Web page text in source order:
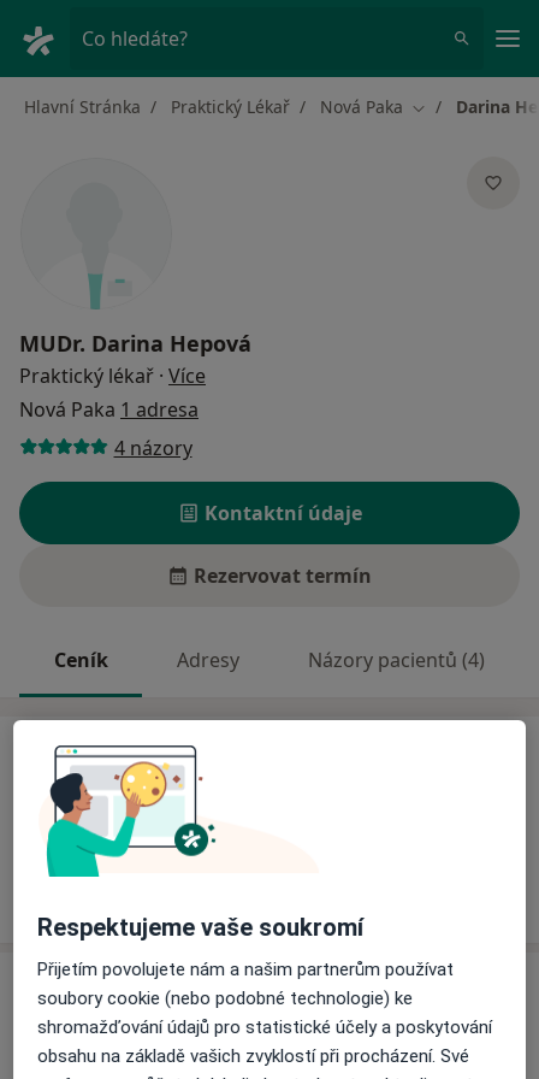
Co hledáte?
Hlavní Stránka Praktický Lékař Nová Paka Změna města
Darina
MUDr. Darina Hepová
Praktický lékař · Více
Nová Paka 1 adresa
4 názory
Kontaktní údaje
Rezervovat termín
Ceník Adresy Názory pacientů (4)
Ceník
Informace o službách a cenách nejsou k dispozici
Tento specialista ještě nepřidával žádné informace o
svých službách.
Adresa
Sam. ordinace PL pro dospělé
Pražská 470, Nová Paka 50901
Respektujeme vaše soukromí
Přijetím povolujete nám a našim partnerům používat
soubory cookie (nebo podobné technologie) ke
shromažďování údajů pro statistické účely a poskytování
obsahu na základě vašich zvyklostí při procházení. Své